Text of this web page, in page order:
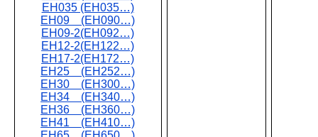
EH035 (EH035…)
EH09 (EH090…)
EH09-2(EH092…)
EH12-2(EH122…)
EH17-2(EH172…)
EH25 (EH252…)
EH30 (EH300…)
EH34 (EH340…)
EH36 (EH360…)
EH41 (EH410…)